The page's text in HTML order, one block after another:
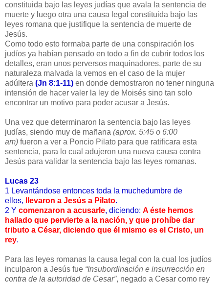
constituida bajo las leyes judías que avala la sentencia de
muerte y luego otra una causa legal constituida bajo las
leyes romana que justifique la sentencia de muerte de
Jesús.
Como todo esto formaba parte de una conspiración los
judíos ya habían pensado en todo a fin de cubrir todos los
detalles, eran unos perversos maquinadores, parte de su
naturaleza malvada la vemos en el caso de la mujer
adúltera (Jn 8:1-11) en donde demostraron no tener ninguna
intensión de hacer valer la ley de Moisés sino tan solo
encontrar un motivo para poder acusar a Jesús.
Una vez que determinaron la sentencia bajo las leyes
judías, siendo muy de mañana (aprox. 5:45 o 6:00
am) fueron a ver a Poncio Pilato para que ratificara esta
sentencia, para lo cual adujeron una nueva causa contra
Jesús para validar la sentencia bajo las leyes romanas.
Lucas 23
1 Levantándose entonces toda la muchedumbre de
ellos,
llevaron a Jesús a Pilato.
2 Y comenzaron a acusarle, diciendo: A éste hemos
hallado que pervierte a la nación, y que prohíbe dar
tributo a César, diciendo que él mismo es el Cristo, un
rey.
Para las leyes romanas la causa legal con la cual los judíos
inculparon a Jesús fue “Insubordinación e insurrección en
contra de la autoridad de Cesar”, negado a Cesar como rey